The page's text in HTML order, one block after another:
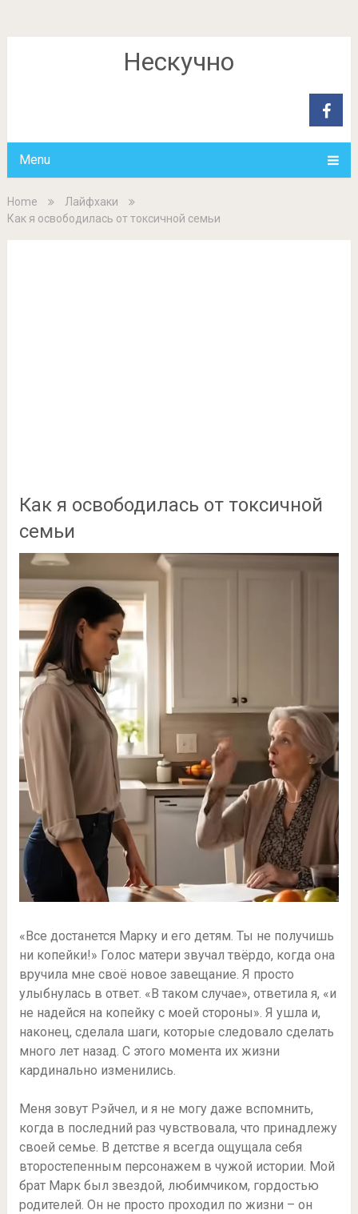
Нескучно
Menu
Home
Лайфхаки
Как я освободилась от токсичной семьи
Как я освободилась от токсичной
семьи
«Все достанется Марку и его детям. Ты не получишь
ни копейки!» Голос матери звучал твёрдо, когда она
вручила мне своё новое завещание. Я просто
улыбнулась в ответ. «В таком случае», ответила я, «и
не надейся на копейку с моей стороны». Я ушла и,
наконец, сделала шаги, которые следовало сделать
много лет назад. С этого момента их жизни
кардинально изменились.
Меня зовут Рэйчел, и я не могу даже вспомнить,
когда в последний раз чувствовала, что принадлежу
своей семье. В детстве я всегда ощущала себя
второстепенным персонажем в чужой истории. Мой
брат Марк был звездой, любимчиком, гордостью
родителей. Он не просто проходил по жизни – он